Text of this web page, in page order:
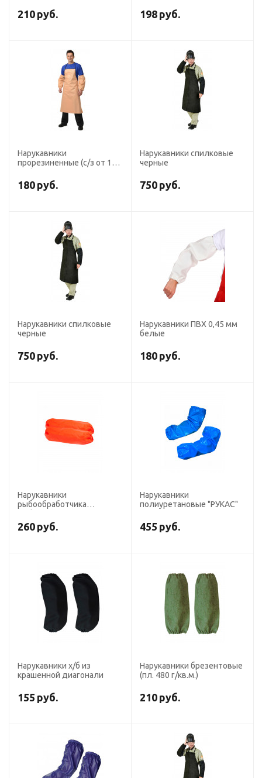
210 руб.
см*22 см
198 руб.
Нарукавники
прорезиненные (с/з от 100
180 руб.
Нарукавники спилковые
черные
750 руб.
Нарукавники спилковые
черные
750 руб.
Нарукавники ПВХ 0,45 мм
белые
180 руб.
Нарукавники
рыбообработчика
260 руб.
Нарукавники
полиуретановые "РУКАС"
455 руб.
Нарукавники х/б из
крашенной диагонали
155 руб.
Нарукавники брезентовые
(пл. 480 г/кв.м.)
210 руб.